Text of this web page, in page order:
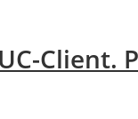
Client.